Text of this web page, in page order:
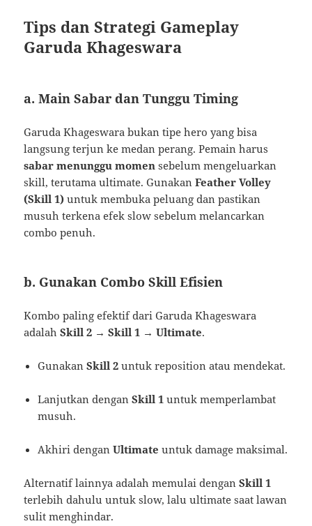
Tips dan Strategi Gameplay
Garuda Khageswara
a. Main Sabar dan Tunggu Timing
Garuda Khageswara bukan tipe hero yang bisa
langsung terjun ke medan perang. Pemain harus
sabar menunggu momen sebelum mengeluarkan
skill, terutama ultimate. GunakanFeather Volley
(Skill 1) untuk membuka peluang dan pastikan
musuh terkena efek slow sebelum melancarkan
combo penuh.
b. Gunakan Combo Skill Efisien
Kombo paling efektif dari Garuda Khageswara
adalahSkill 2 → Skill 1 → Ultimate.
GunakanSkill 2 untuk reposition atau mendekat.
Lanjutkan denganSkill 1 untuk memperlambat
musuh.
Akhiri denganUltimate untuk damage maksimal.
Alternatif lainnya adalah memulai denganSkill 1
terlebih dahulu untuk slow, lalu ultimate saat lawan
sulit menghindar.